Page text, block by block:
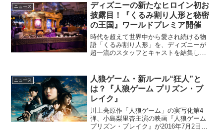
ニュース
ディズニーの新たなヒロイン初お
披露目！『くるみ割り人形と秘密
の王国』ワールドプレミア開催
時代を超えて世界中から愛され続ける物
語「くるみ割り人形」を、ディズニーが
超一流のスタッフとキャストを結集して
現地時間の10月29日（月）【日本時間：
30日】、ロサンゼル...
ニュース
人狼ゲーム・新ルール“狂人”と
は？『人狼ゲーム プリズン・ブ
レイク』
川上亮原作「人狼ゲーム」の実写化第4
弾、小島梨里杏主演の映画『人狼ゲーム
プリズン・ブレイク』が2016年7月2日よ